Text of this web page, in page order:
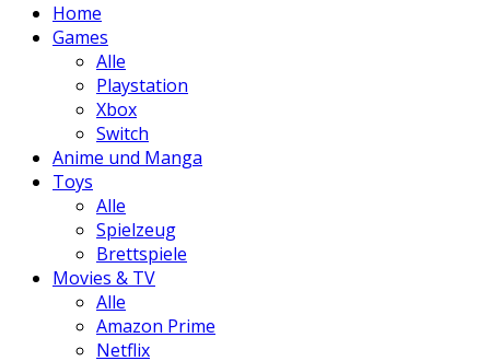
Home
Games
Alle
Playstation
Xbox
Switch
Anime und Manga
Toys
Alle
Spielzeug
Brettspiele
Movies & TV
Alle
Amazon Prime
Netflix